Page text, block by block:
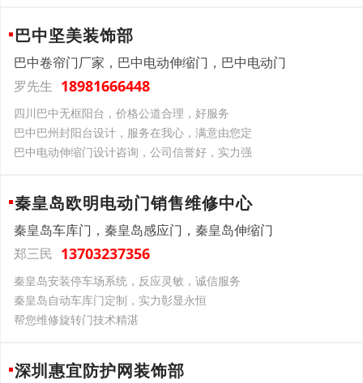
巴中坚美装饰部
巴中卷帘门厂家，巴中电动伸缩门，巴中电动门
罗先生 18981666448
四川巴中无框阳台，价格公道合理，好服务
巴中巴州封阳台设计，服务在我心，满意由您定
巴中电动伸缩门设计咨询，公司信誉好，实力强
秦皇岛欧明电动门销售维修中心
秦皇岛车库门，秦皇岛感应门，秦皇岛伸缩门
郑三民 13703237356
秦皇岛安装停车场系统，反应灵敏，诚信服务
秦皇岛自动车库门定制，实力彰显永恒
帮您维修旋转门技术精湛
深圳惠宜防护网装饰部